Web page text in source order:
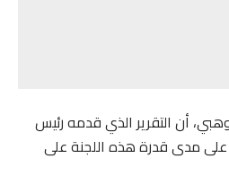
أن التقرير الذي قدمه رئيس
على مدى قدرة هذه اللجنة على